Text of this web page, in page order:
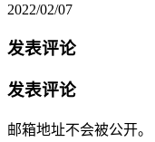
2022/02/07
发表评论
发表评论
邮箱地址不会被公开。